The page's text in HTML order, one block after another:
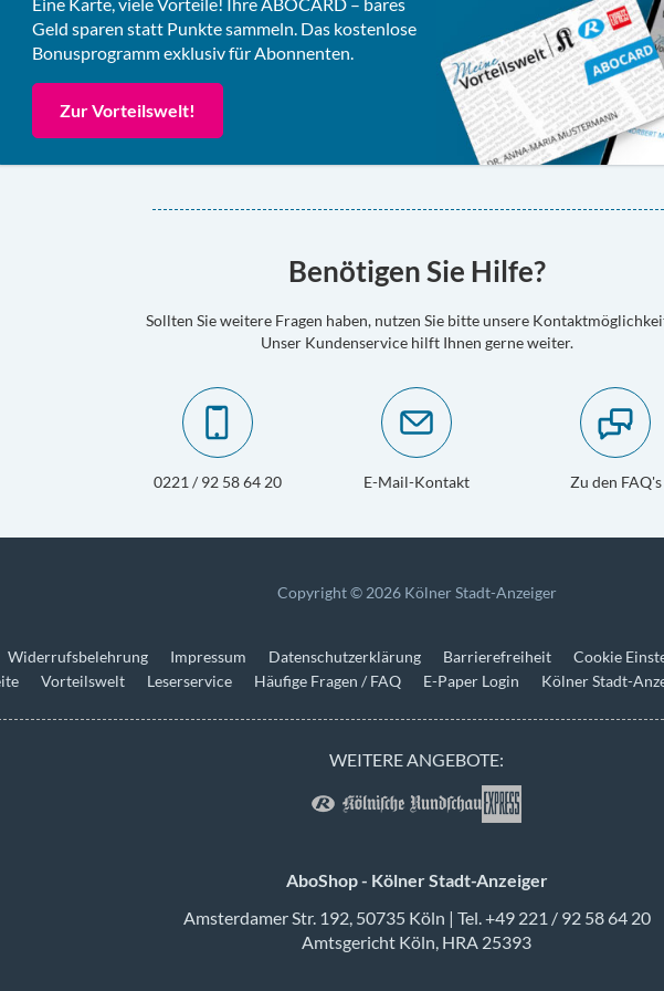
Geld sparen statt Punkte sammeln. Das kostenlose
Bonusprogramm exklusiv für Abonnenten.
Zur Vorteilswelt!
Benötigen Sie Hilfe?
Sollten Sie weitere Fragen haben, nutzen Sie bitte unsere
Unser Kundenservice hilft Ihnen gerne weiter.
0221 / 92 58 64 20 E-Mail-Kontakt Zu den FAQ's
Copyright © 2026 Kölner Stadt-Anzeiger
Widerrufsbelehrung Impressum Datenschutzerklärung Barrierefreiheit
Cookie
Vorteilswelt Leserservice Häufige Fragen / FAQ E-Paper Login Kölner Stadt-
WEITERE ANGEBOTE:
AboShop - Kölner Stadt-Anzeiger
Amsterdamer Str. 192, 50735 Köln | Tel. +49 221 / 92 58 64 20
Amtsgericht Köln, HRA 25393